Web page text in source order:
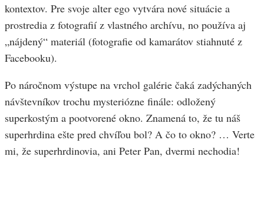
kontextov. Pre svoje alter ego vytvára nové situácie a
prostredia z fotografií z vlastného archívu, no používa aj
„nájdený“ materiál (fotografie od kamarátov stiahnuté z
Facebooku).
Po náročnom výstupe na vrchol galérie čaká zadýchaných
návštevníkov trochu mysteriózne finále: odložený
superkostým a pootvorené okno. Znamená to, že tu náš
superhrdina ešte pred chvíľou bol? A čo to okno? … Verte
mi, že superhrdinovia, ani Peter Pan, dvermi nechodia!